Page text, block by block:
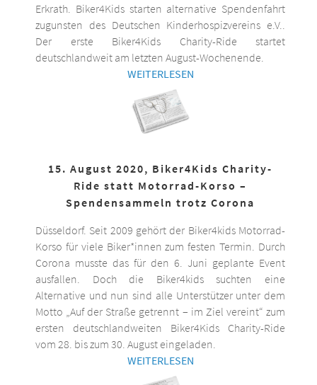
Erkrath. Biker4Kids starten alternative Spendenfahrt
zugunsten des Deutschen Kinderhospizvereins e.V..
Der erste Biker4Kids Charity-Ride startet
deutschlandweit am letzten August-Wochenende.
WEITERLESEN
15. August 2020, Biker4Kids Charity-
Ride statt Motorrad-Korso –
Spendensammeln trotz Corona
Düsseldorf. Seit 2009 gehört der Biker4kids Motorrad-
Korso für viele Biker*innen zum festen Termin. Durch
Corona musste das für den 6. Juni geplante Event
ausfallen. Doch die Biker4kids suchten eine
Alternative und nun sind alle Unterstützer unter dem
Motto „Auf der Straße getrennt – im Ziel vereint“ zum
ersten deutschlandweiten Biker4Kids Charity-Ride
vom 28. bis zum 30. August eingeladen.
WEITERLESEN